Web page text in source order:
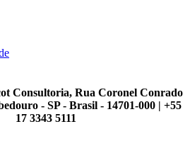
Consultoria, Rua Coronel Conrado
- SP - Brasil - 14701-000 | +55
17 3343 5111